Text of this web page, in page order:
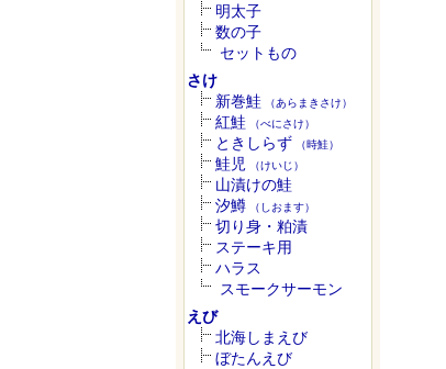
明太子
数の子
セットもの
さけ
新巻鮭 （あらまきさけ）
紅鮭 （べにさけ）
ときしらず （時鮭）
鮭児 （けいじ）
山漬けの鮭
汐鱒 （しおます）
切り身・粕漬
ステーキ用
ハラス
スモークサーモン
えび
北海しまえび
ぼたんえび